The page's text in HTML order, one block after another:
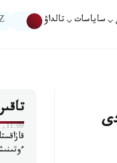
ساياسات تالداۋ
11:09, 09 تامىز 2026
ءوتىنىش